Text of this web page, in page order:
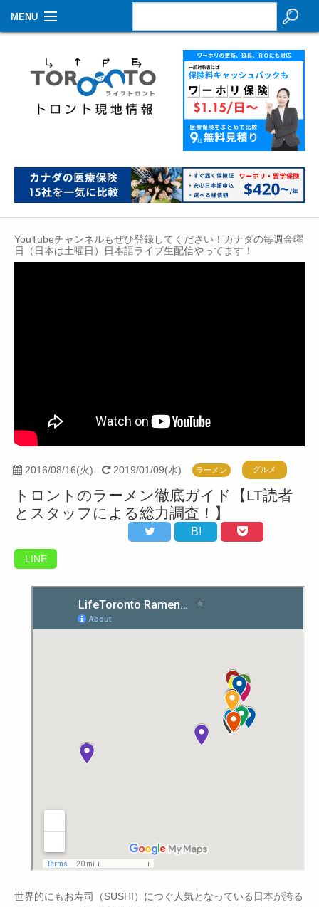
MENU
生活情報
その他
イベントカレンダー
Contact
YouTubeチャンネルもぜひ登録してください！カナダの毎週金曜
日（日本は土曜日）日本語ライブ生配信やってます！
2016/08/16(火) 2019/01/09(水) ラーメン グルメ
トロントのラーメン徹底ガイド【LT読者
とスタッフによる総力調査！】
B!
LINE
世界的にもお寿司（SUSHI）につぐ人気となっている日本が誇る